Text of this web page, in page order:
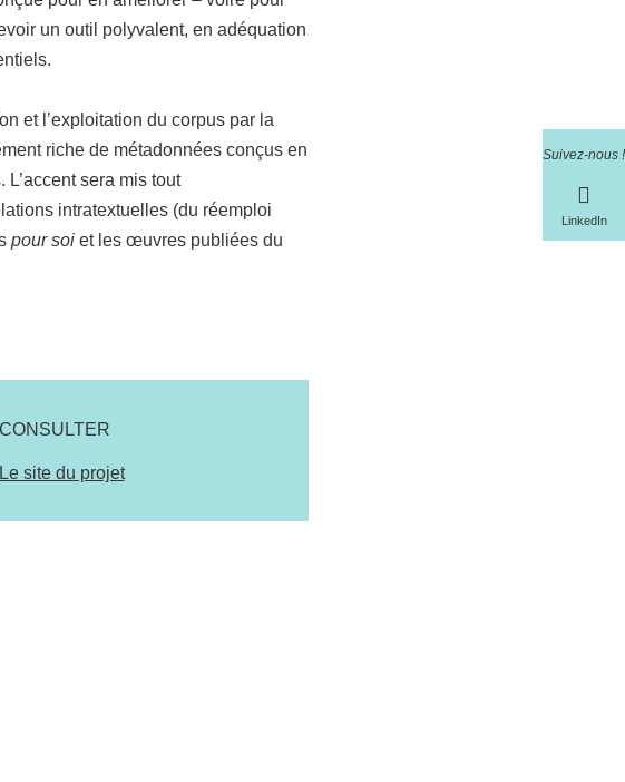
Suivez-nous !
LinkedIn
un outil polyvalent, en adéquation
et l’exploitation du corpus par la
riche de métadonnées conçus en
sera mis tout
intratextuelles (du réemploi
pour soiet les œuvres publiées du
CONSULTER
Le site du projet